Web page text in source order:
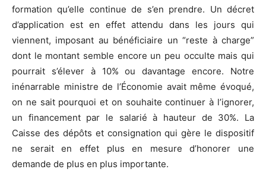
formation qu’elle continue de s’en prendre. Un décret
d’application est en effet attendu dans les jours qui
viennent, imposant au bénéficiaire un “reste à charge”
dont le montant semble encore un peu occulte mais qui
pourrait s’élever à 10% ou davantage encore. Notre
inénarrable ministre de l’Économie avait même évoqué,
on ne sait pourquoi et on souhaite continuer à l’ignorer,
un financement par le salarié à hauteur de 30%. La
Caisse des dépôts et consignation qui gère le dispositif
ne serait en effet plus en mesure d’honorer une
demande de plus en plus importante.